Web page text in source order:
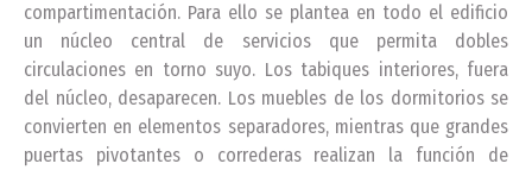
compartimentación. Para ello se plantea en todo el edificio
un núcleo central de servicios que permita dobles
circulaciones en torno suyo. Los tabiques interiores, fuera
del núcleo, desaparecen. Los muebles de los dormitorios se
convierten en elementos separadores, mientras que grandes
puertas pivotantes o correderas realizan la función de